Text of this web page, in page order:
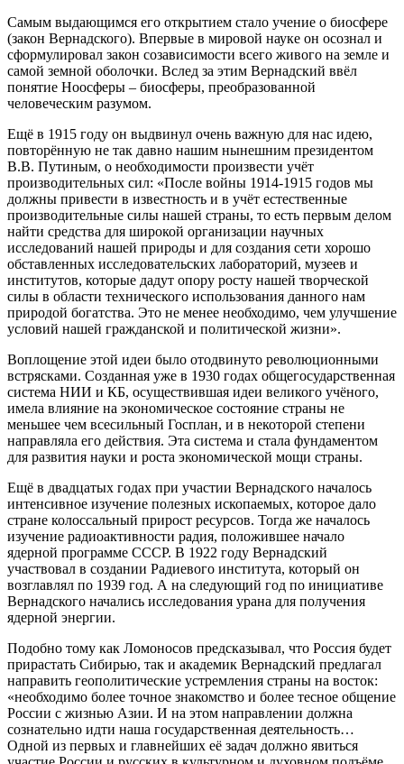
Самым выдающимся его открытием стало учение о биосфере
(закон Вернадского). Впервые в мировой науке он осознал и
сформулировал закон созависимости всего живого на земле и
самой земной оболочки. Вслед за этим Вернадский ввёл
понятие Ноосферы – биосферы, преобразованной
человеческим разумом.
Ещё в 1915 году он выдвинул очень важную для нас идею,
повторённую не так давно нашим нынешним президентом
В.В. Путиным, о необходимости произвести учёт
производительных сил: «После войны 1914-1915 годов мы
должны привести в известность и в учёт естественные
производительные силы нашей страны, то есть первым делом
найти средства для широкой организации научных
исследований нашей природы и для создания сети хорошо
обставленных исследовательских лабораторий, музеев и
институтов, которые дадут опору росту нашей творческой
силы в области технического использования данного нам
природой богатства. Это не менее необходимо, чем улучшение
условий нашей гражданской и политической жизни».
Воплощение этой идеи было отодвинуто революционными
встрясками. Созданная уже в 1930 годах общегосударственная
система НИИ и КБ, осуществившая идеи великого учёного,
имела влияние на экономическое состояние страны не
меньшее чем всесильный Госплан, и в некоторой степени
направляла его действия. Эта система и стала фундаментом
для развития науки и роста экономической мощи страны.
Ещё в двадцатых годах при участии Вернадского началось
интенсивное изучение полезных ископаемых, которое дало
стране колоссальный прирост ресурсов. Тогда же началось
изучение радиоактивности радия, положившее начало
ядерной программе СССР. В 1922 году Вернадский
участвовал в создании Радиевого института, который он
возглавлял по 1939 год. А на следующий год по инициативе
Вернадского начались исследования урана для получения
ядерной энергии.
Подобно тому как Ломоносов предсказывал, что Россия будет
прирастать Сибирью, так и академик Вернадский предлагал
направить геополитические устремления страны на восток:
«необходимо более точное знакомство и более тесное общение
России с жизнью Азии. И на этом направлении должна
сознательно идти наша государственная деятельность…
Одной из первых и главнейших её задач должно явиться